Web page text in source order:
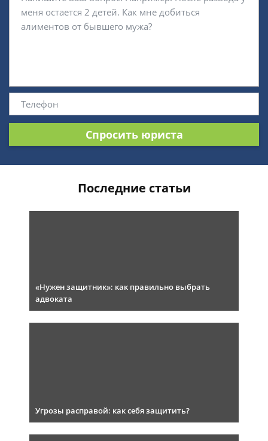
Спросить юриста
Последние статьи
«Нужен защитник»: как правильно выбрать
адвоката
Угрозы расправой: как себя защитить?